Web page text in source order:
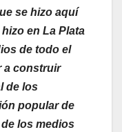
se hizo aquí
en La Plata
de todo el
a construir
de los
popular de
los medios